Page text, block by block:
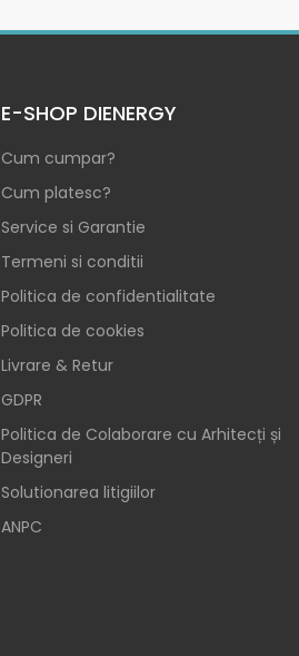
E-SHOP DIENERGY
Cum cumpar?
Cum platesc?
Service si Garantie
Termeni si conditii
Politica de confidentialitate
Politica de cookies
Livrare & Retur
GDPR
Politica de Colaborare cu Arhitecți și
Designeri
Solutionarea litigiilor
ANPC